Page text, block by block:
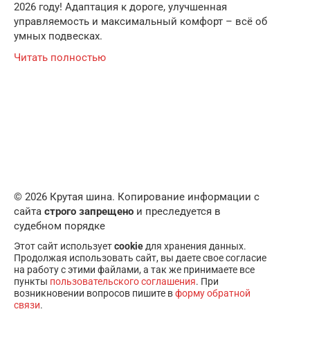
2026 году! Адаптация к дороге, улучшенная
управляемость и максимальный комфорт – всё об
умных подвесках.
Читать полностью
© 2026 Крутая шина. Копирование информации с
сайта строго запрещено и преследуется в
судебном порядке
Этот сайт используетcookie для хранения данных.
Продолжая использовать сайт, вы даете свое согласие
на работу с этими файлами, а так же принимаете все
пункты пользовательского соглашения. При
возникновении вопросов пишите вформу обратной
связи.